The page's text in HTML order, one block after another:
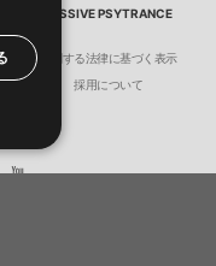
PROGRESSIVE PSYTRANCE
商取引に関する法律に基づく表示
ついて 採用について